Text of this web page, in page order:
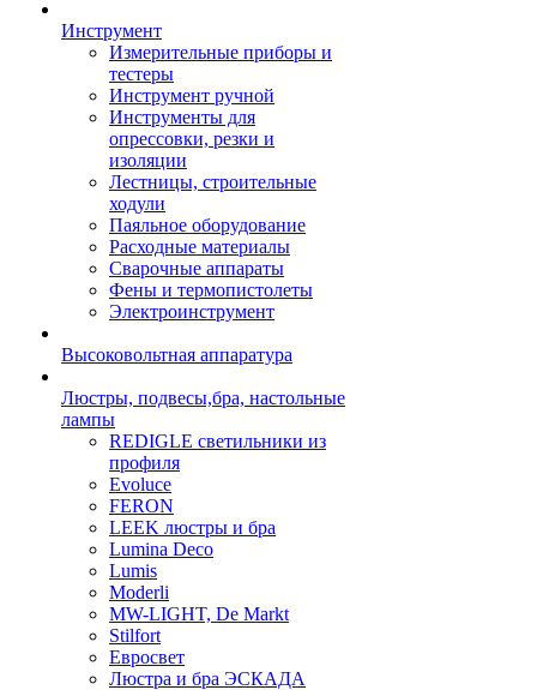
Инструмент
Измерительные приборы и
тестеры
Инструмент ручной
Инструменты для
опрессовки, резки и
изоляции
Лестницы, строительные
ходули
Паяльное оборудование
Расходные материалы
Сварочные аппараты
Фены и термопистолеты
Электроинструмент
Высоковольтная аппаратура
Люстры, подвесы,бра, настольные
лампы
REDIGLE светильники из
профиля
Evoluce
FERON
LEEK люстры и бра
Lumina Deco
Lumis
Moderli
MW-LIGHT, De Markt
Stilfort
Евросвет
Люстра и бра ЭСКАДА